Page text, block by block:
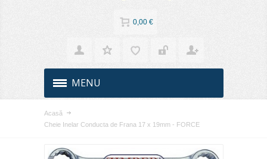
0,00 €
MENU
Acasă
Cheie Inelar Conducta de Frana 17 x 19mm - FORCE